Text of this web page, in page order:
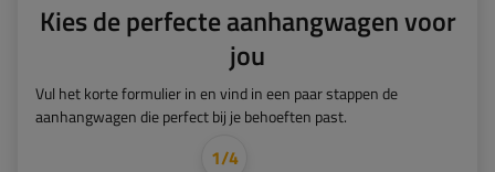
Kies de perfecte aanhangwagen voor
jou
Vul het korte formulier in en vind in een paar stappen de
aanhangwagen die perfect bij je behoeften past.
1/4